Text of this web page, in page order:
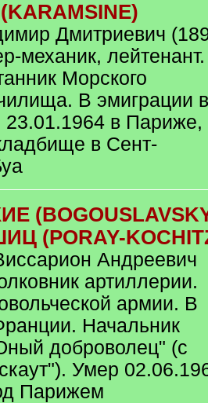
Дмитриевич
механик, лейтенант.
Морского
В эмиграции
в Париже,
в Сент-
(PORAY-
Андреевич
артиллерии.
армии. В
Начальник
доброволец" (с
Умер
Парижем